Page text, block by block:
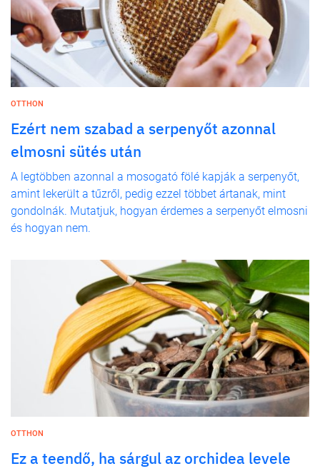
OTTHON
Ezért nem szabad a serpenyőt azonnal
elmosni sütés után
A legtöbben azonnal a mosogató fölé kapják a serpenyőt,
amint lekerült a tűzről, pedig ezzel többet ártanak, mint
gondolnák. Mutatjuk, hogyan érdemes a serpenyőt elmosni
és hogyan nem.
OTTHON
Ez a teendő, ha sárgul az orchidea levele